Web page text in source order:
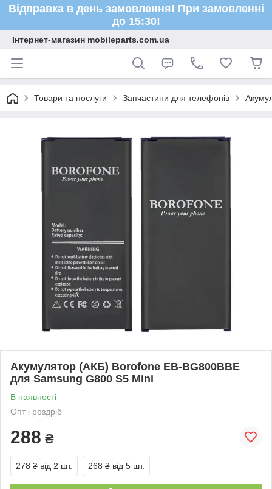
Відправка в день замовлення! При замовленні
до 15:30!
Інтернет-магазин mobileparts.com.ua
Товари та послуги Запчастини для телефонів
Акумулятор (АКБ) Borofone EB-BG800BBE
для Samsung G800 S5 Mini
В наявності
Опт і роздріб
288 ₴
278 ₴ від 2 шт. 268 ₴ від 5 шт.